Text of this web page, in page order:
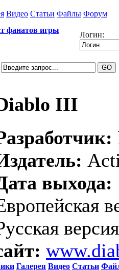
Видео Статьи Файлы Форум
фанатов игры
Логин:
III
выхода:
Галерея Видео Статьи